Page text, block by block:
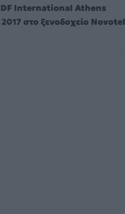
International Athens
στο ξενοδοχείο Novotel